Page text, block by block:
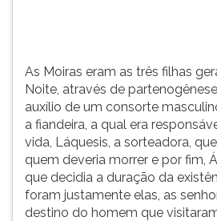
consorte
masculino.
Eram
Cloto,
fiandeira,
pausar
leitura
pressione
(primeira
tecla
As Moiras eram as três filhas
Noite, através de
auxílio de um consorte
a fiandeira, a qual era
vida, Láquesis, a sorteadora,
quem deveria morrer e por fim,
que decidia a duração da
foram justamente elas, as
destino do homem que